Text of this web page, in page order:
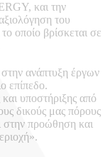
και την
του
οποίο βρίσκεται σε
ανάπτυξη έργων
επίπεδο.
υποστήριξης από
δικούς μας πόρους
στην προώθηση και